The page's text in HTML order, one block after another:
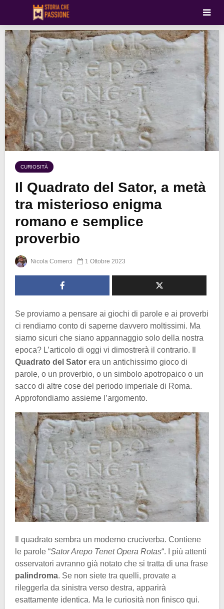
CURIOSITÀ
Il Quadrato del Sator, a metà
tra misterioso enigma
romano e semplice
proverbio
Nicola Comerci 1 Ottobre 2023
Se proviamo a pensare ai giochi di parole e ai proverbi
ci rendiamo conto di saperne davvero moltissimi. Ma
siamo sicuri che siano appannaggio solo della nostra
epoca? L’articolo di oggi vi dimostrerà il contrario. Il
Quadrato del Sator era un antichissimo gioco di
parole, o un proverbio, o un simbolo apotropaico o un
sacco di altre cose del periodo imperiale di Roma.
Approfondiamo assieme l’argomento.
Il quadrato sembra un moderno cruciverba. Contiene
le parole “Sator Arepo Tenet Opera Rotas“. I più attenti
osservatori avranno già notato che si tratta di una frase
palindroma. Se non siete tra quelli, provate a
rileggerla da sinistra verso destra, apparirà
esattamente identica. Ma le curiosità non finisco qui.